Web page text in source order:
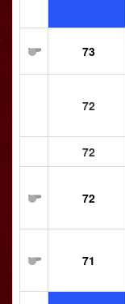
73
72
72
72
71